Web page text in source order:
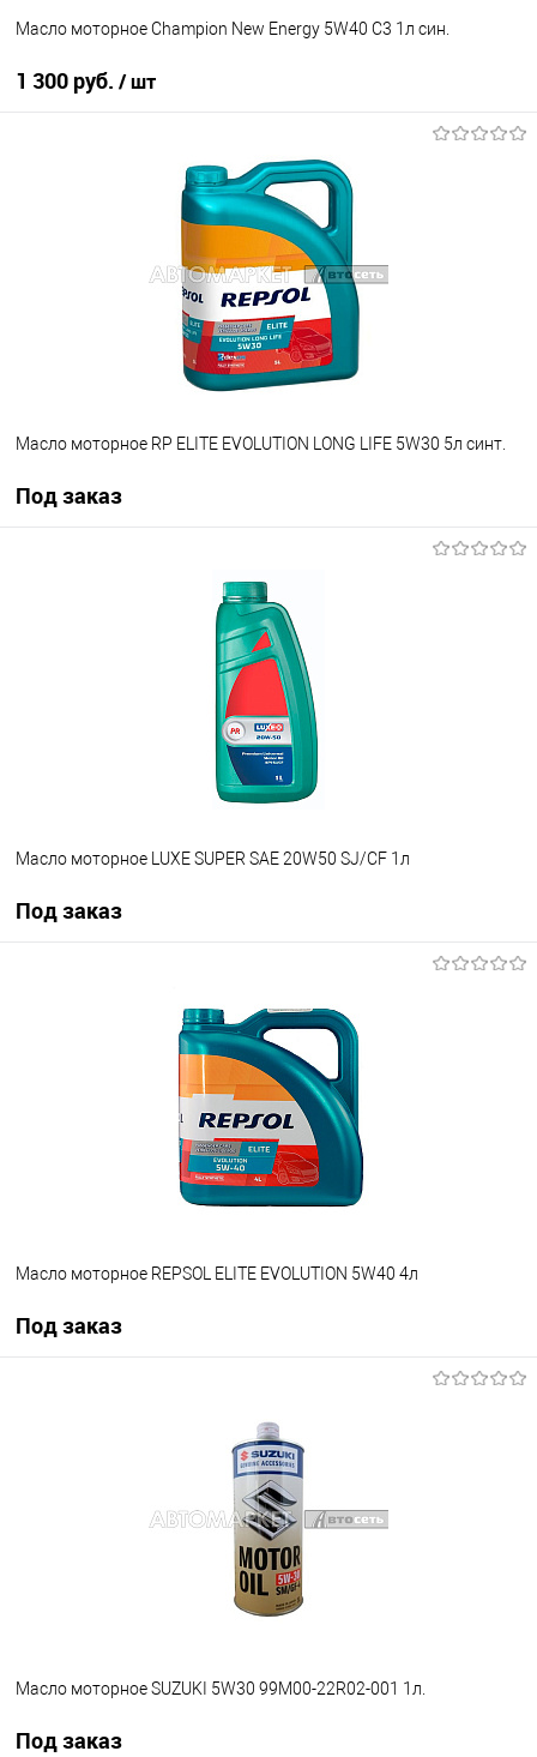
Масло моторное Champion New Energy 5W40 C3 1л син.
1 300 руб. / шт
В наличии
Масло моторное RP ELITE EVOLUTION LONG LIFE 5W30 5л синт.
Под заказ
Масло моторное LUXE SUPER SAE 20W50 SJ/CF 1л
Под заказ
Недоступно
Масло моторное REPSOL ELITE EVOLUTION 5W40 4л
Под заказ
Масло моторное SUZUKI 5W30 99M00-22R02-001 1л.
Под заказ